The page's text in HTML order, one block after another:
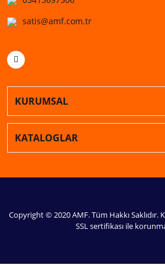
satis@amf.com.tr
KURUMSAL
KATALOGLAR
Copyright © 2020 AMF. Tüm Hakkı Saklıdır.
SSL sertifikası ile